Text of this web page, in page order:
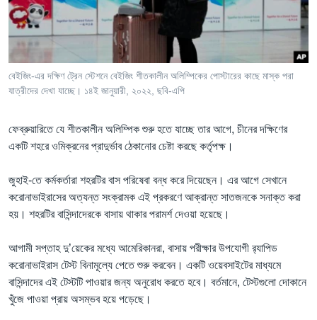
Learning English
FOLLOW US
অন্য ভাষায় ওয়েব সাইট
বেইজিং-এর দক্ষিণ ট্রেন স্টেশনে বেইজিং শীতকালীন অলিম্পিকের পোস্টারের কাছে মাস্ক পরা
যাত্রীদের দেখা যাচ্ছে। ১৪ই জানুয়ারী, ২০২২, ছবি-এপি
ফেব্রুয়ারিতে যে শীতকালীন অলিম্পিক শুরু হতে যাচ্ছে তার আগে, চীনের দক্ষিণের
একটি শহরে ওমিক্রনের প্রাদুর্ভাব ঠেকানোর চেষ্টা করছে কর্তৃপক্ষ।
জুহাই-তে কর্মকর্তারা শহরটির বাস পরিষেবা বন্ধ করে দিয়েছেন। এর আগে সেখানে
করোনাভাইরাসের অত্যন্ত সংক্রামক এই প্রকরণে আক্রান্ত সাতজনকে সনাক্ত করা
হয়। শহরটির বাসিন্দাদেরকে বাসায় থাকার পরামর্শ দেওয়া হয়েছে।
আগামী সপ্তাহ দু’য়েকের মধ্যে আমেরিকানরা, বাসায় পরীক্ষার উপযোগী র‌্যাপিড
করোনাভাইরাস টেস্ট বিনামূল্যে পেতে শুরু করবেন। একটি ওয়েবসাইটের মাধ্যমে
বাসিন্দাদের এই টেস্টটি পাওয়ার জন্য অনুরোধ করতে হবে। বর্তমানে, টেস্টগুলো দোকানে
খুঁজে পাওয়া প্রায় অসম্ভব হয়ে পড়েছে।